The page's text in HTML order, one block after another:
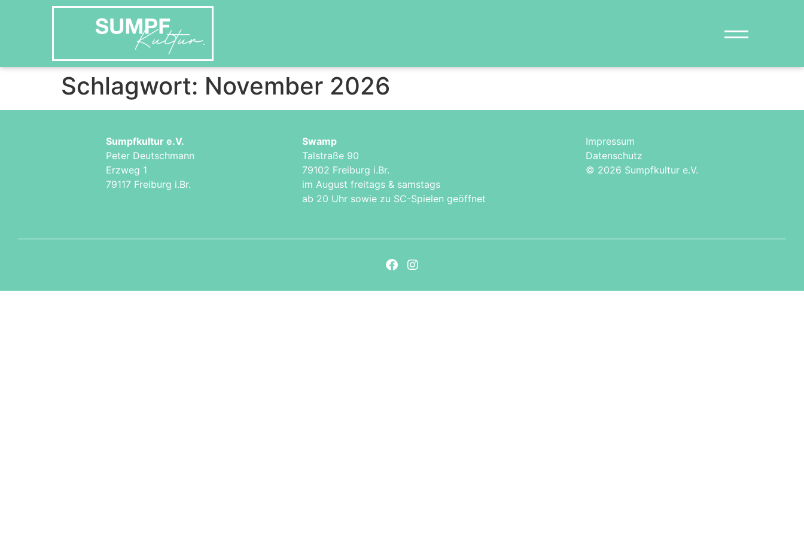
Schlagwort: November 2026
Sumpfkultur e.V.
Peter Deutschmann
Erzweg 1
79117 Freiburg i.Br.
Swamp
Talstraße 90
79102 Freiburg i.Br.
im August freitags & samstags
ab 20 Uhr sowie zu SC-Spielen geöffnet
Impressum
Datenschutz
© 2026 Sumpfkultur e.V.